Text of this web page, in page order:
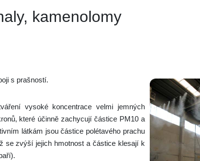
kamenolomy
s prašností.
vysoké koncentrace velmi jemných
které účinně zachycují částice PM10 a
látkám jsou částice polétavého prachu
se zvýší jejich hmotnost a částice klesají k